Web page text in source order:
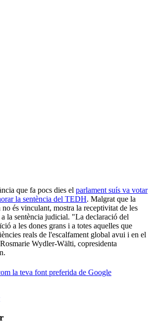
que fa pocs dies el parlament suís va votar
la sentència del TEDH. Malgrat que la
és vinculant, mostra la receptivitat de les
la sentència judicial. "La declaració del
a les dones grans i a totes aquelles que
reals de l'escalfament global avui i en el
Wydler-Wälti, copresidenta
la teva font preferida de Google